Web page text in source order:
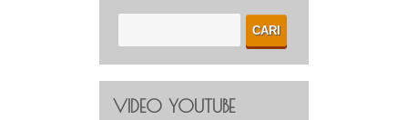
VIDEO YOUTUBE